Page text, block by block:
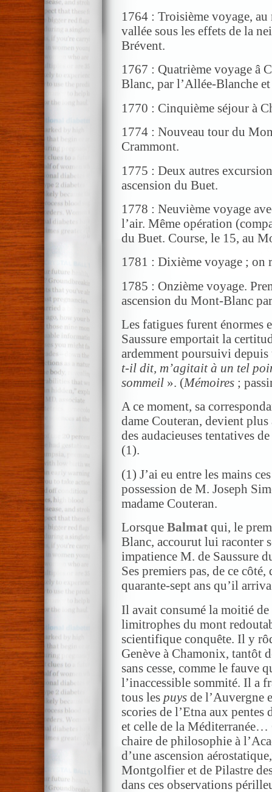
1764 : Troisième voyage,
vallée sous les effets de la
Brévent.
1767 : Quatrième voyage â
Blanc, par l’Allée-Blanche
1770 : Cinquième séjour à
1774 : Nouveau tour du
Crammont.
1775 : Deux autres
ascension du Buet.
1778 : Neuvième voyage
l’air. Même opération
du Buet. Course, le 15, au
1781 : Dixième voyage ; on
1785 : Onzième voyage.
ascension du Mont-Blanc
Les fatigues furent énormes
Saussure emportait la
ardemment poursuivi
t-il dit, m’agitait à un tel
sommeil ». (Mémoires ;
A ce moment, sa
dame Couteran, devient
des audacieuses tentatives
(1).
(1) J’ai eu entre les mains
possession de M. Joseph
madame Couteran.
Lorsque Balmat qui, le
Blanc, accourut lui raconter
impatience M. de Saussure
Ses premiers pas, de ce
quarante-sept ans qu’il
Il avait consumé la moitié
limitrophes du mont
scientifique conquête. Il y
Genève à Chamonix, tantôt
sans cesse, comme le fauve
l’inaccessible sommité. Il a
tous les puys de l’Auvergne
scories de l’Etna aux pentes
et celle de la
chaire de philosophie à
d’une ascension
Montgolfier et de Pilastre
dans ces observations